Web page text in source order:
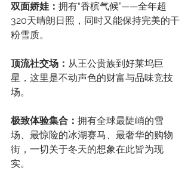
双面娇娃： 拥有“香槟气候”——全年超
320天晴朗日照，同时又能保持完美的干
粉雪质。
顶流社交场： 从王公贵族到好莱坞巨
星，这里是不动声色的财富与品味竞技
场。
极致体验集合： 拥有全球最陡峭的雪
场、最惊险的冰湖赛马、最奢华的购物
街，一切关于冬天的想象在此皆为现
实。